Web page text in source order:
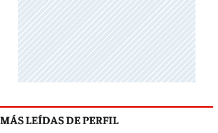
MÁS LEÍDAS DE PERFIL